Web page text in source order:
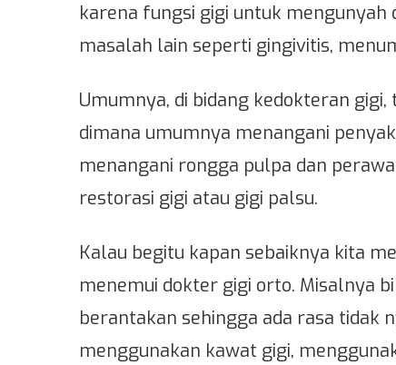
karena fungsi gigi untuk mengunyah
masalah lain seperti gingivitis,
Umumnya, di bidang kedokteran
dimana umumnya menangani
menangani rongga pulpa dan
restorasi gigi atau gigi palsu.
Kalau begitu kapan sebaiknya kita
menemui dokter gigi orto. Misalnya
berantakan sehingga ada rasa tidak
menggunakan kawat gigi,